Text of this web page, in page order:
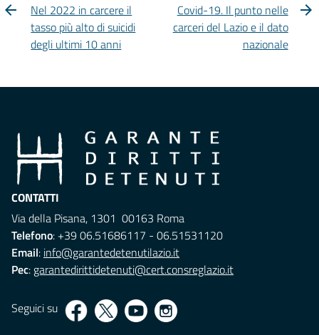
Nel 2022 in carcere il
tasso più alto di suicidi
degli ultimi 10 anni
Covid-19. Il punto nelle
carceri del Lazio e il dato
nazionale
CONTATTI
Via della Pisana, 1301 00163 Roma
Telefono: +39 06.51686117 - 06.51531120
Email: info@garantedetenutilazio.it
Pec: garantedirittidetenuti@cert.consreglazio.it
Seguici su